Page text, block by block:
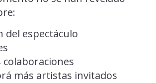
del espectáculo
colaboraciones
más artistas invitados